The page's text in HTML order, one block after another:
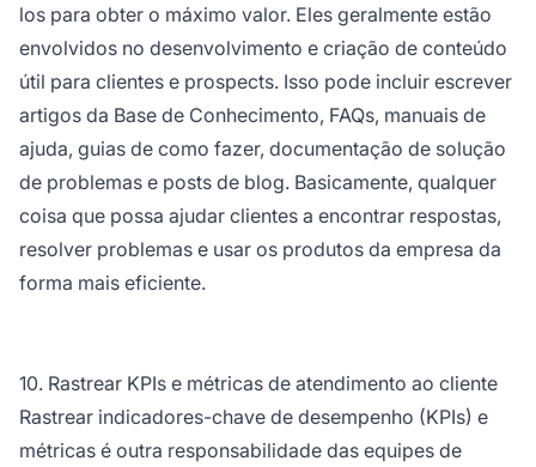
los para obter o máximo valor. Eles geralmente estão
envolvidos no desenvolvimento e criação de conteúdo
útil para clientes e prospects. Isso pode incluir escrever
artigos da Base de Conhecimento, FAQs, manuais de
ajuda, guias de como fazer, documentação de solução
de problemas e posts de blog. Basicamente, qualquer
coisa que possa ajudar clientes a encontrar respostas,
resolver problemas e usar os produtos da empresa da
forma mais eficiente.
10. Rastrear KPIs e métricas de atendimento ao cliente
Rastrear indicadores-chave de desempenho (KPIs) e
métricas é outra responsabilidade das equipes de